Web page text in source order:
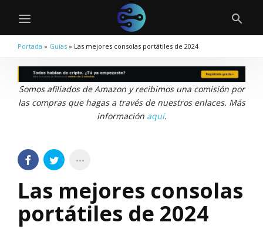
Portada » Guías » Las mejores consolas portátiles de 2024
Somos afiliados de Amazon y recibimos una comisión por
las compras que hagas a través de nuestros enlaces. Más
información aquí.
Las mejores consolas
portátiles de 2024